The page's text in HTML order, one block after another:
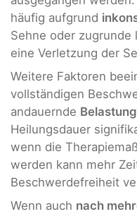
häufig aufgrund
Sehne oder zugrunde
eine Verletzung der
Weitere Faktoren
vollständigen
andauernde Belastung
Heilungsdauer
wenn die
werden kann mehr
Beschwerdefreiheit
Wenn auch nach